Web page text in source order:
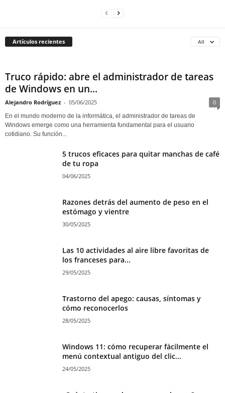
Artículos recientes All
Truco rápido: abre el administrador de tareas
de Windows en un...
Alejandro Rodríguez - 05/06/2025 0
En el mundo moderno de la informática, el administrador de tareas de
Windows emerge como una herramienta fundamental para el usuario
cotidiano. Su función...
5 trucos eficaces para quitar manchas de café
de tu ropa
04/06/2025
Razones detrás del aumento de peso en el
estómago y vientre
30/05/2025
Las 10 actividades al aire libre favoritas de
los franceses para...
29/05/2025
Trastorno del apego: causas, síntomas y
cómo reconocerlos
28/05/2025
Windows 11: cómo recuperar fácilmente el
menú contextual antiguo del clic...
24/05/2025